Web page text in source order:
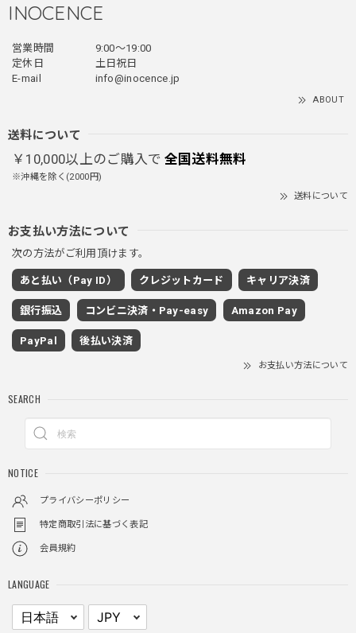
ブラック/L
2025/12/24
クにチャックが気になりますが可愛いのでOKです！！笑
グレー/M
2025/11/28
着心地もいいしカジュアル味が出ていい
リティ
る。特に腕周りがいい感じ。
INOCENCE
営業時間
9:00〜19:00
定休日
土日祝日
E-mail
info@inocence.jp
ABOUT
送料について
￥10,000以上のご購入で 全国送料無料
※沖縄を除く(2000円)
送料について
お支払い方法について
次の方法がご利用頂けます。
あと払い（Pay ID） クレジットカード キャリア決済
銀行振込 コンビニ決済・Pay-easy Amazon Pay
PayPal 後払い決済
お支払い方法について
SEARCH
NOTICE
プライバシーポリシー
特定商取引法に基づく表記
会員規約
LANGUAGE